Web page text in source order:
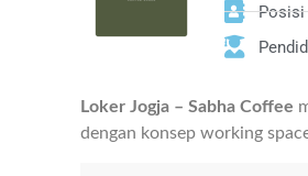
Posisi
Loker Jogja – Sabha Coffee
dengan konsep working